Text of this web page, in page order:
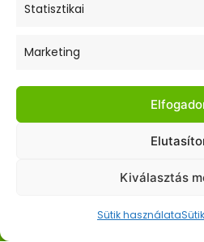
Statisztikai
Marketing
Kiválasztás
Sütik használata
Elfogadom az adatkezelési
Hasznos Linkek